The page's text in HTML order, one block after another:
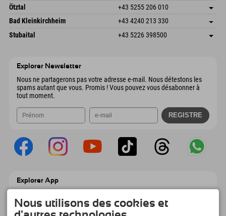
Autriche
Réservation
Freizeitpark 10
4573 Hinterstoder
Autriche
Enregistrer l'adresse
Informations d'arrivée
Réservation
Ötztal +43 5255 206 010
Gscheat 14
Autriche
Enregistrer l'adresse
Réservation
Bad Kleinkirchheim +43 4240 213 330
Dorfstraße 24
9546 Bad Kleinkirchheim
Enregistrer l'adresse
Informations d'arrivée
Stubaital +43 5226 398500
Explorer Newsletter
Nous ne partagerons pas votre adresse e-mail. Nous détestons les
spams autant que vous. Promis ! Vous pouvez vous désabonner à
tout moment.
Explorer App
Explorer à emporter avec aperçu de vos
réservations, liste de choses à faire, aperçu
Nous utilisons des cookies et